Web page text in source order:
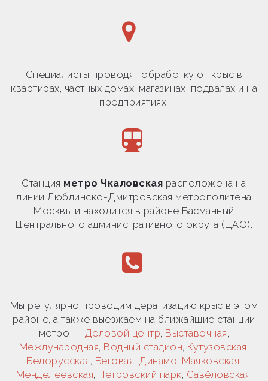
Специалисты проводят обработку от крыс в
квартирах, частных домах, магазинах, подвалах и на
предприятиях.
Станция метро Чкаловская расположена на
линии Люблинско-Дмитровская метрополитена
Москвы и находится в районе Басманный
Центрального административного округа (ЦАО).
Мы регулярно проводим дератизацию крыс в этом
районе, а также выезжаем на ближайшие станции
метро — Деловой центр, Выставочная,
Международная, Водный стадион, Кутузовская,
Белорусская, Беговая, Динамо, Маяковская,
Менделеевская, Петровский парк, Савёловская,